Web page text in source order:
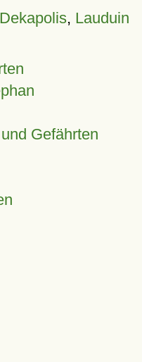
, Lauduin
Gefährten